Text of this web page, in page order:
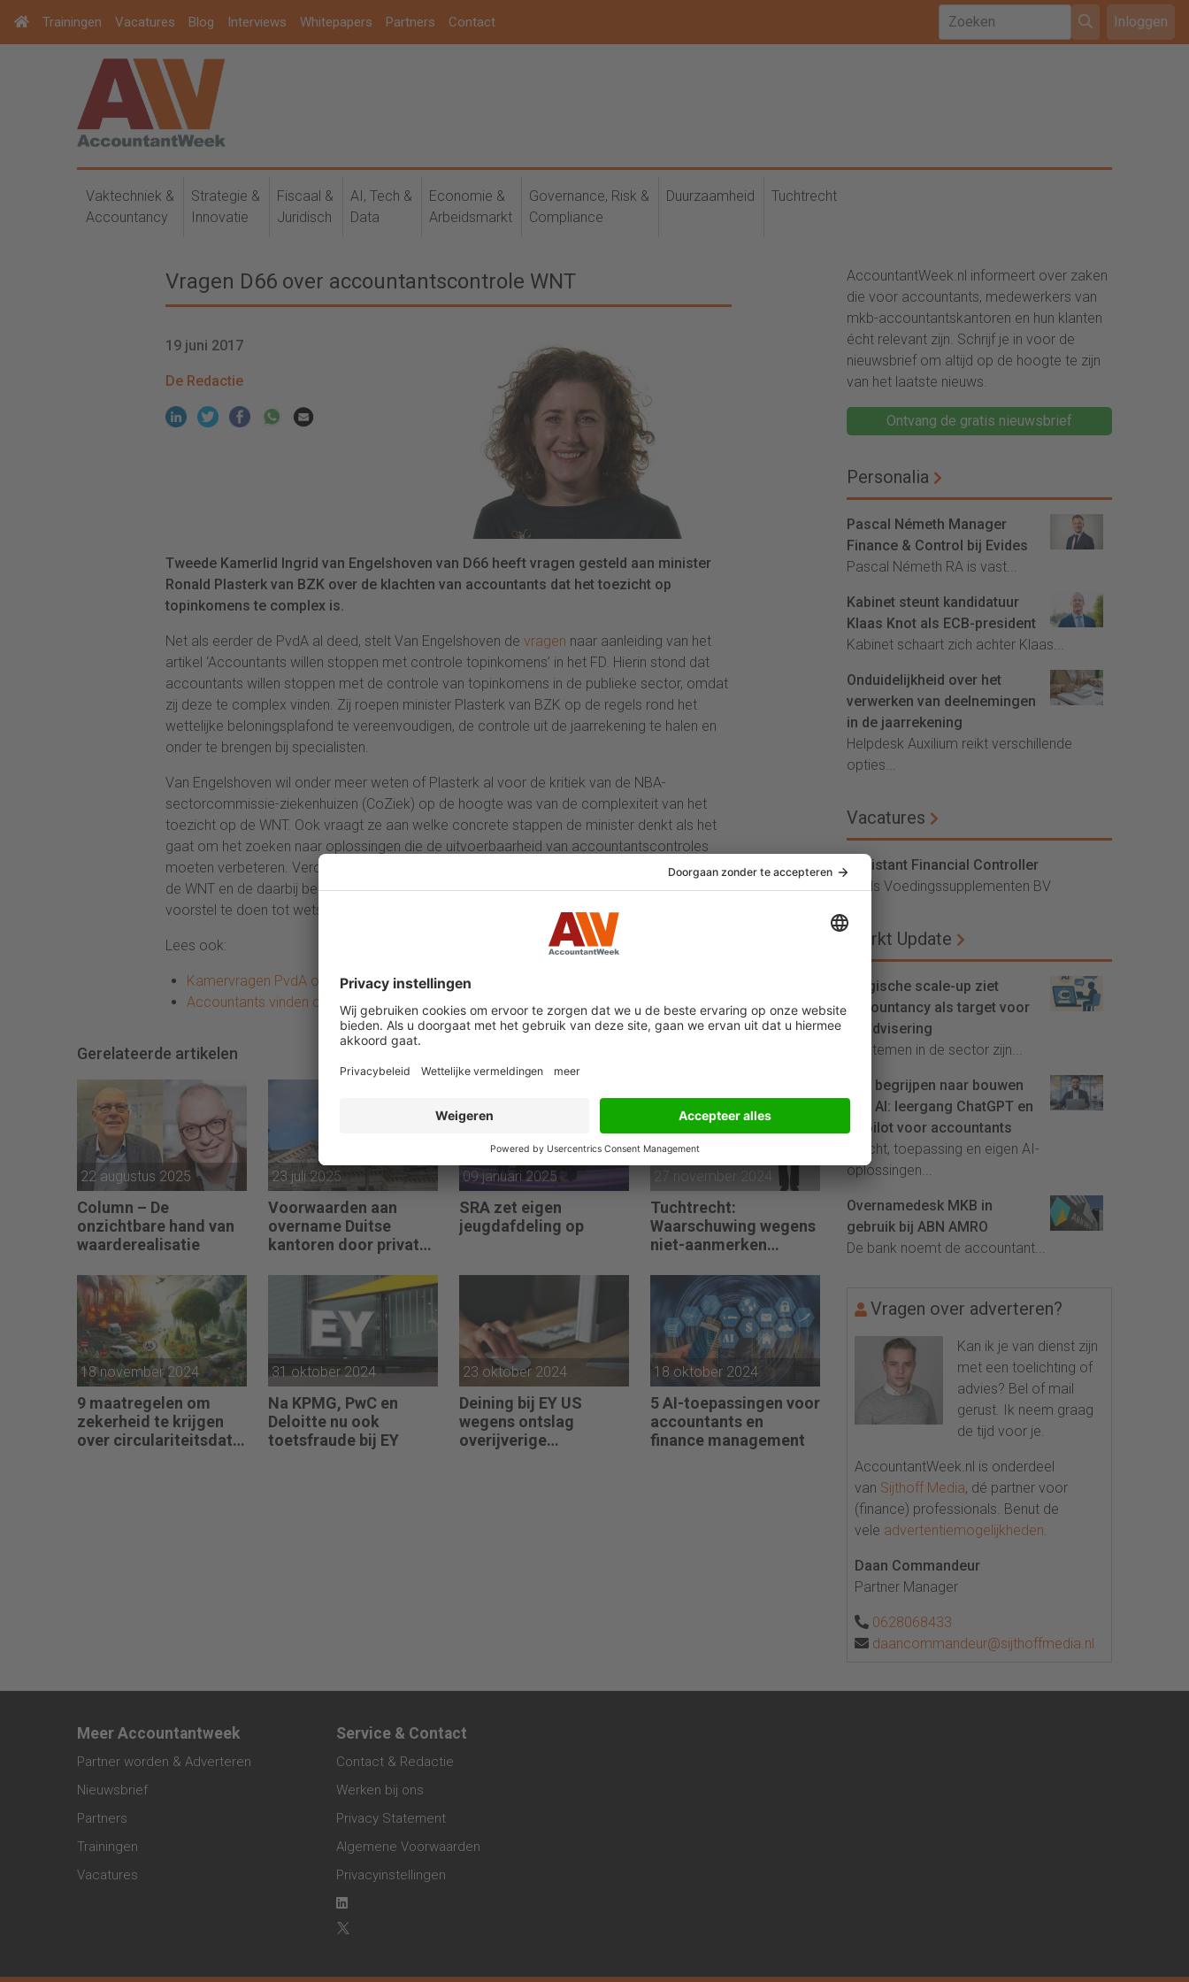
Trainingen Vacatures Blog Interviews Whitepapers Partners Contact Inloggen
Vaktechniek &
Accountancy
Strategie &
Innovatie
Fiscaal &
Juridisch
AI, Tech &
Data
Economie &
Arbeidsmarkt
Governance, Risk &
Compliance
Duurzaamheid Tuchtrecht
Vragen D66 over accountantscontrole WNT
19 juni 2017
De Redactie
Tweede Kamerlid Ingrid van Engelshoven van D66 heeft vragen gesteld aan minister
Ronald Plasterk van BZK over de klachten van accountants dat het toezicht op
topinkomens te complex is.
Net als eerder de PvdA al deed, stelt Van Engelshoven de vragen naar aanleiding van het
artikel ‘Accountants willen stoppen met controle topinkomens’ in het FD. Hierin stond dat
accountants willen stoppen met de controle van topinkomens in de publieke sector, omdat
zij deze te complex vinden. Zij roepen minister Plasterk van BZK op de regels rond het
wettelijke beloningsplafond te vereenvoudigen, de controle uit de jaarrekening te halen en
onder te brengen bij specialisten.
Van Engelshoven wil onder meer weten of Plasterk al voor de kritiek van de NBA-
sectorcommissie-ziekenhuizen (CoZiek) op de hoogte was van de complexiteit van het
toezicht op de WNT. Ook vraagt ze aan welke concrete stappen de minister denkt als het
gaat om het zoeken naar oplossingen die de uitvoerbaarheid van accountantscontroles
moeten verbeteren. Verder wil ze weten of Plasterk van plan is om, gezien het belang van
de WNT en de daarbij behorende handhaving, de kritiek om te zetten in beleid en/of een
voorstel te doen tot wetswijziging.
Lees ook:
Kamervragen PvdA over de accountantscontrole van topinkomens
Accountants vinden controle topinkomens te complex
Gerelateerde artikelen
22 augustus 2025
Column – De
onzichtbare hand van
waarderealisatie
23 juli 2025
Voorwaarden aan
overname Duitse
kantoren door private
09 januari 2025
SRA zet eigen
jeugdafdeling op
27 november 2024
Tuchtrecht:
Waarschuwing wegens
niet-aanmerken
‘significante
aangelegenheid’
18 november 2024
9 maatregelen om
zekerheid te krijgen
over circulariteitsdata
31 oktober 2024
Na KPMG, PwC en
Deloitte nu ook
toetsfraude bij EY
23 oktober 2024
Deining bij EY US
wegens ontslag
overijverige
18 oktober 2024
5 AI-toepassingen voor
accountants en
finance management
AccountantWeek.nl informeert over zaken
die voor accountants, medewerkers van
mkb-accountantskantoren en hun klanten
écht relevant zijn. Schrijf je in voor de
nieuwsbrief om altijd op de hoogte te zijn
van het laatste nieuws.
Ontvang de gratis nieuwsbrief
Personalia
Pascal Németh Manager
Finance & Control bij Evides
Pascal Németh RA is vast...
Kabinet steunt kandidatuur
Klaas Knot als ECB-president
Kabinet schaart zich achter Klaas...
Onduidelijkheid over het
verwerken van deelnemingen
in de jaarrekening
Helpdesk Auxilium reikt verschillende
opties...
Vacatures
Assistant Financial Controller
Vitals Voedingssupplementen BV
Markt Update
Belgische scale-up ziet
accountancy als target voor
AI-advisering
'Systemen in de sector zijn...
Van begrijpen naar bouwen
met AI: leergang ChatGPT en
Copilot voor accountants
Inzicht, toepassing en eigen AI-
oplossingen...
Overnamedesk MKB in
gebruik bij ABN AMRO
De bank noemt de accountant...
Vragen over adverteren?
Kan ik je van dienst zijn
met een toelichting of
advies? Bel of mail
gerust. Ik neem graag
de tijd voor je.
AccountantWeek.nl is onderdeel
van Sijthoff Media, dé partner voor
(finance) professionals. Benut de
vele advertentiemogelijkheden.
Daan Commandeur
Partner Manager
0628068433
daancommandeur@sijthoffmedia.nl
Meer Accountantweek
Partner worden & Adverteren
Nieuwsbrief
Partners
Trainingen
Vacatures
Service & Contact
Contact & Redactie
Werken bij ons
Privacy Statement
Algemene Voorwaarden
Privacyinstellingen